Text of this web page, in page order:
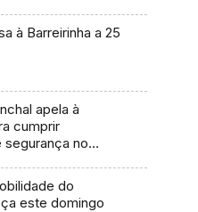
à Barreirinha a 25
apela à
cumprir
no
do
este domingo